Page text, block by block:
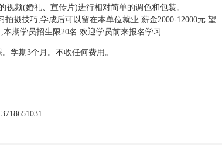
频(婚礼、宣传片)进行相对简单的调色和包装。
摄技巧,学成后可以留在本单位就业.薪金2000-12000元.望
期学员招生限20名.欢迎学员前来报名学习.
学期3个月。不收任何费用。